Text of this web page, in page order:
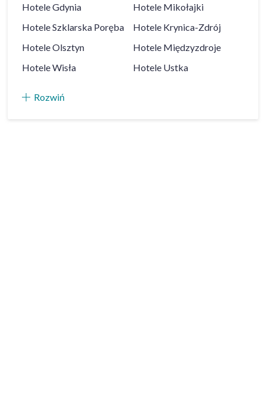
HoteleGdynia Hotele Mikołajki
HoteleSzklarska Poręba Hotele Krynica-Zdrój
HoteleOlsztyn Hotele Międzyzdroje
HoteleWisła Hotele Ustka
Rozwiń